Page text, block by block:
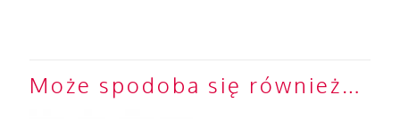
Może spodoba się również…